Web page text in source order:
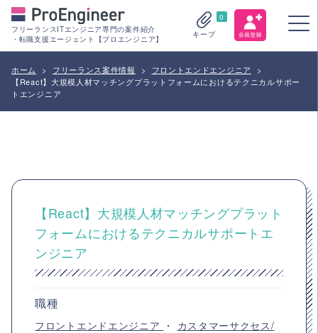
フリーランスITエンジニア専門の案件紹介
・転職支援エージェント【プロエンジニア】
0
キープ
ホーム > フリーランス案件情報 > フロントエンドエンジニア
>
【React】大規模人材マッチングプラットフォームにおけるテクニカルサポー
トエンジニア
【React】大規模人材マッチングプラット
フォームにおけるテクニカルサポートエ
ンジニア
職種
フロントエンドエンジニア ・ カスタマーサクセス/